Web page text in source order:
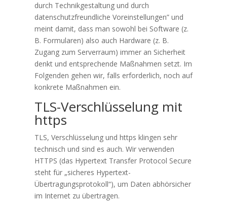
durch Technikgestaltung und durch
datenschutzfreundliche Voreinstellungen” und
meint damit, dass man sowohl bei Software (z.
B. Formularen) also auch Hardware (z. B.
Zugang zum Serverraum) immer an Sicherheit
denkt und entsprechende Maßnahmen setzt. Im
Folgenden gehen wir, falls erforderlich, noch auf
konkrete Maßnahmen ein.
TLS-Verschlüsselung mit
https
TLS, Verschlüsselung und https klingen sehr
technisch und sind es auch. Wir verwenden
HTTPS (das Hypertext Transfer Protocol Secure
steht für „sicheres Hypertext-
Übertragungsprotokoll“), um Daten abhörsicher
im Internet zu übertragen.